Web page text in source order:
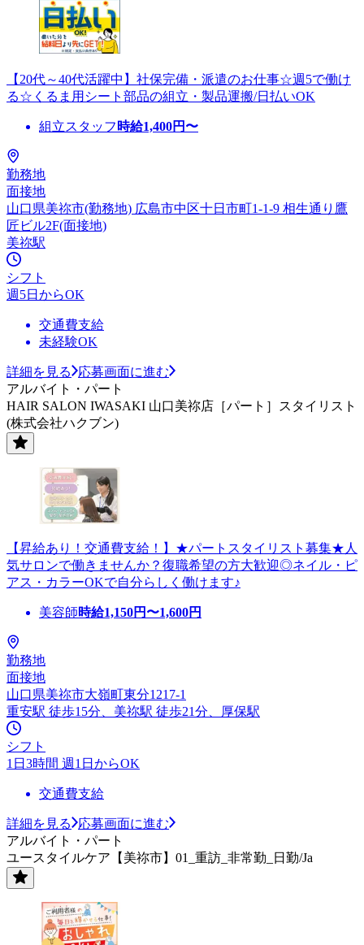
【20代～40代活躍中】社保完備・派遣のお仕事☆週5で働け
る☆くるま用シート部品の組立・製品運搬/日払いOK
組立スタッフ 時給1,400円〜
勤務地
面接地
山口県美祢市(勤務地) 広島市中区十日市町1-1-9 相生通り鷹
匠ビル2F(面接地)
美祢駅
シフト
週5日からOK
交通費支給
未経験OK
詳細を見る
応募画面に進む
アルバイト・パート
HAIR SALON IWASAKI 山口美祢店［パート］スタイリスト
(株式会社ハクブン)
【昇給あり！交通費支給！】★パートスタイリスト募集★人
気サロンで働きませんか？復職希望の方大歓迎◎ネイル・ピ
アス・カラーOKで自分らしく働けます♪
美容師時給1,150円〜1,600円
勤務地
面接地
山口県美祢市大嶺町東分1217-1
重安駅 徒歩15分、美祢駅 徒歩21分、厚保駅
シフト
1日3時間 週1日からOK
交通費支給
詳細を見る
応募画面に進む
アルバイト・パート
ユースタイルケア【美祢市】01_重訪_非常勤_日勤/Ja